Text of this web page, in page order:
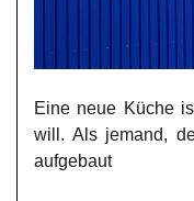
Eine neue Küche
will. Als jemand,
aufgebaut